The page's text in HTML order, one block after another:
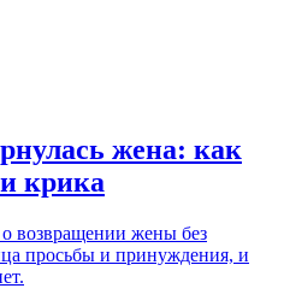
жена: как
крика
возвращении жены без
просьбы и принуждения, и